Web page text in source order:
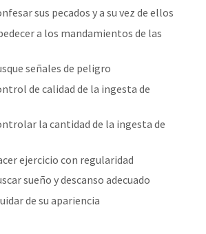
sus pecados y a su vez de ellos
a los mandamientos de las
señales de peligro
de calidad de la ingesta de
la cantidad de la ingesta de
ejercicio con regularidad
sueño y descanso adecuado
de su apariencia